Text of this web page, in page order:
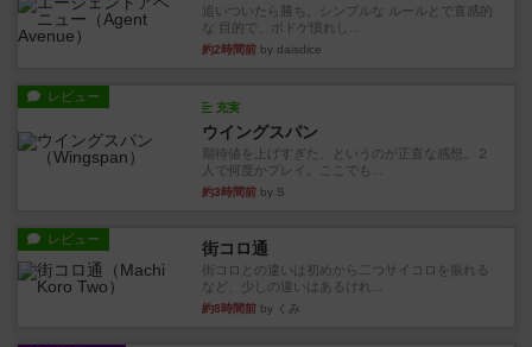
追いついたら勝ち。シンプルな ルールとで直感的
な 目的で、ボドゲ慣れし...
約2時間前 by daisdice
レビュー
充実
ウイングスパン
期待値を上げすぎた、というのが正直な感想。２
人で何度かプレイ。ここでも...
約3時間前 by S
レビュー 街コロ通
街コロとの違いは初めから二つサイコロを振れる
など、少しの違いはあるけれ...
約8時間前 by くみ